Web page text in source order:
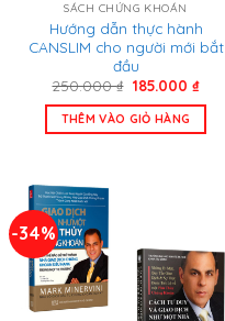
SÁCH CHỨNG KHOÁN
Hướng dẫn thực hành
CANSLIM cho người mới bắt
đầu
250.000₫ Giá
là:
250.000 ₫.
185.000 ₫Giá
tại
THÊM VÀO GIỎ HÀNG
-34%